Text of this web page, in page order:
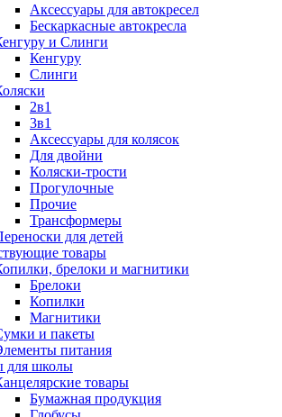
Аксессуары для автокресел
Бескаркасные автокресла
и Слинги
Кенгуру
Слинги
2в1
3в1
Аксессуары для колясок
Для двойни
Коляски-трости
Прогулочные
Прочие
Трансформеры
для детей
товары
брелоки и магнитики
Брелоки
Копилки
Магнитики
и пакеты
питания
для школы
товары
Бумажная продукция